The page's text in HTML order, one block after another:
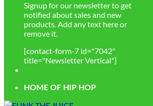
Signup for our newsletter to get
notified about sales and new
products. Add any text here or
remove it.
[contact-form-7 id="7042"
title="Newsletter Vertical"]
HOME OF HIP HOP